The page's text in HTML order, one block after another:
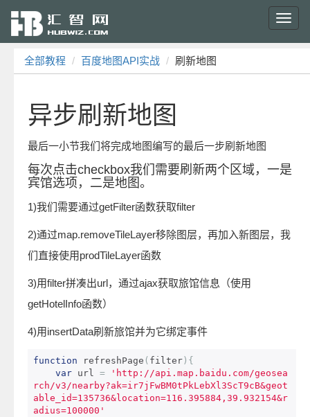
全部教程 百度地图API实战 刷新地图
异步刷新地图
最后一小节我们将完成地图编写的最后一步刷新地图
每次点击checkbox我们需要刷新两个区域，一是
宾馆选项，二是地图。
1)我们需要通过getFilter函数获取filter
2)通过map.removeTileLayer移除图层，再加入新图层，我
们直接使用prodTileLayer函数
3)用filter拼凑出url，通过ajax获取旅馆信息（使用
getHotelInfo函数）
4)用insertData刷新旅馆并为它绑定事件
function refreshPage ( filter ){
var url =
'http://api.map.baidu.com/geosea
rch/v3/nearby?ak=ir7jFwBM0tPkLebXl3ScT9cB&geot
able_id=135736&location=116.395884,39.932154&r
adius=100000'